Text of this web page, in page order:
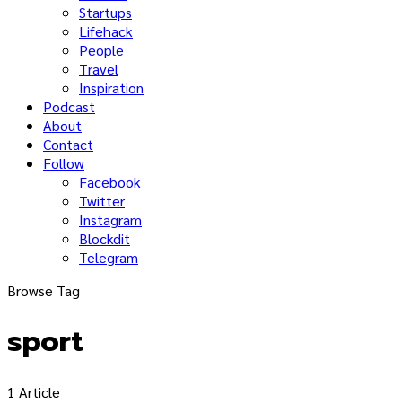
Startups
Lifehack
People
Travel
Inspiration
Podcast
About
Contact
Follow
Facebook
Twitter
Instagram
Blockdit
Telegram
Browse Tag
sport
1 Article